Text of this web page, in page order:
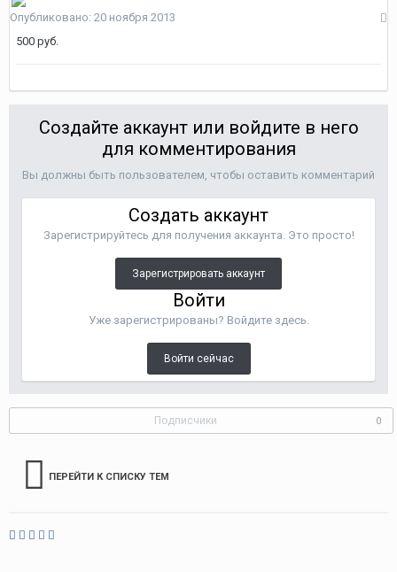
Опубликовано: 20 ноября 2013
500 руб.
Создайте аккаунт или войдите в него
для комментирования
Вы должны быть пользователем, чтобы оставить комментарий
Создать аккаунт
Зарегистрируйтесь для получения аккаунта. Это просто!
Зарегистрировать аккаунт
Войти
Уже зарегистрированы? Войдите здесь.
Войти сейчас
Подписчики 0
ПЕРЕЙТИ К СПИСКУ ТЕМ